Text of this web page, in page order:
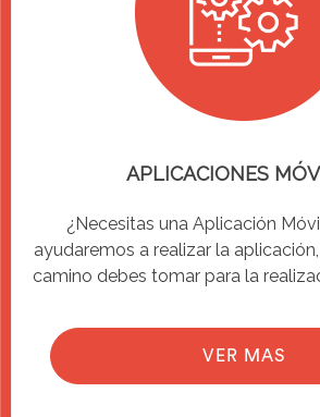
APLICACIONES
¿Necesitas una Aplicación
ayudaremos a realizar la
camino debes tomar para la
VER MAS